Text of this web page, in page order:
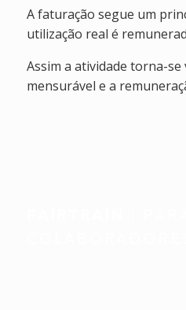
A faturação segue um
utilização real é
Assim a atividade torna-se
mensurável e a